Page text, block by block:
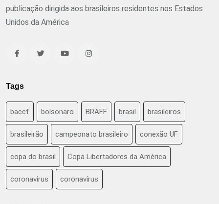
publicação dirigida aos brasileiros residentes nos Estados
Unidos da América
Tags
baccf bolsonaro BRAFF brasil brasileiros
brasileirão campeonato brasileiro conexão UF
copa do brasil Copa Libertadores da América
coronavirus coronavírus